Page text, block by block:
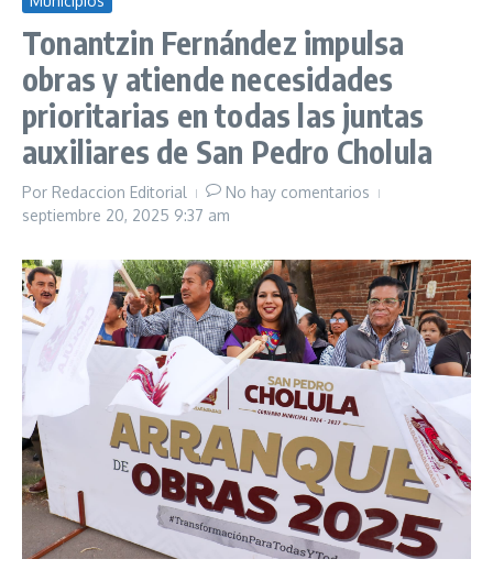
Tonantzin Fernández impulsa
obras y atiende necesidades
prioritarias en todas las juntas
auxiliares de San Pedro Cholula
Por Redaccion Editorial
No hay comentarios
septiembre 20, 2025 9:37 am